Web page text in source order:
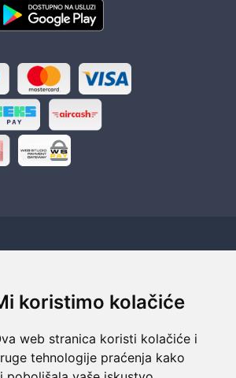
koristimo kolačiće
web stranica koristi kolačiće i
tehnologije praćenja kako
dostava
dana kod vas
povrat novaca
Roba za novac
podrška